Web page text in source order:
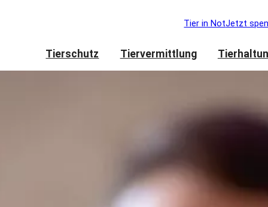
Tier in NotJetzt
Tierschutz Tiervermittlung